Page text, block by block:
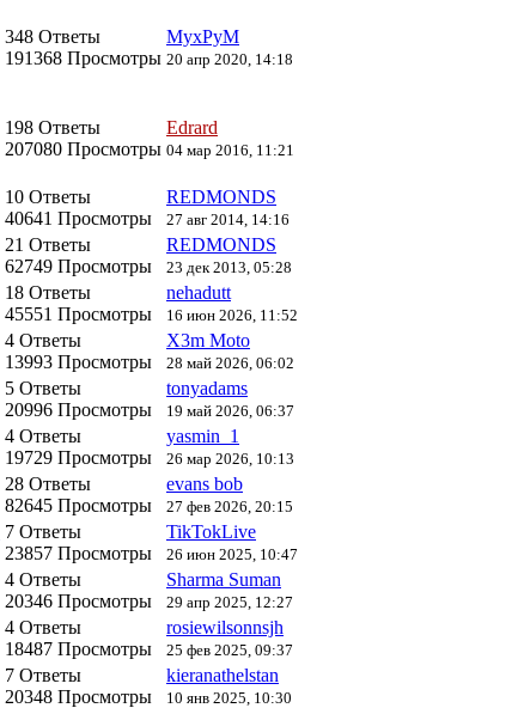
348 Ответы
191368 Просмотры
MyxPyM
20 апр 2020, 14:18
198 Ответы
207080 Просмотры
Edrard
04 мар 2016, 11:21
10 Ответы
40641 Просмотры
REDMONDS
27 авг 2014, 14:16
21 Ответы
62749 Просмотры
REDMONDS
23 дек 2013, 05:28
18 Ответы
45551 Просмотры
nehadutt
16 июн 2026, 11:52
4 Ответы
13993 Просмотры
X3m Moto
28 май 2026, 06:02
5 Ответы
20996 Просмотры
tonyadams
19 май 2026, 06:37
4 Ответы
19729 Просмотры
yasmin_1
26 мар 2026, 10:13
28 Ответы
82645 Просмотры
evans bob
27 фев 2026, 20:15
7 Ответы
23857 Просмотры
TikTokLive
26 июн 2025, 10:47
4 Ответы
20346 Просмотры
Sharma Suman
29 апр 2025, 12:27
4 Ответы
18487 Просмотры
rosiewilsonnsjh
25 фев 2025, 09:37
7 Ответы
20348 Просмотры
kieranathelstan
10 янв 2025, 10:30